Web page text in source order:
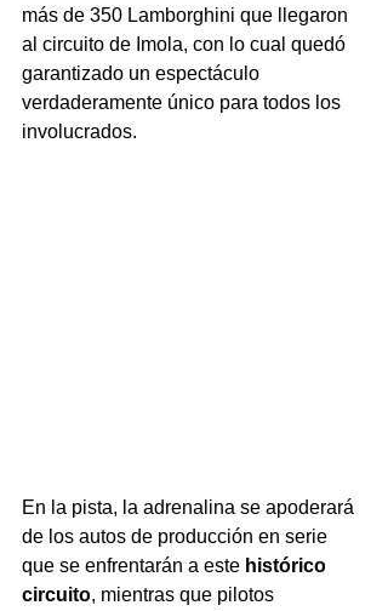
más de 350 Lamborghini que llegaron
al circuito de Imola, con lo cual quedó
garantizado un espectáculo
verdaderamente único para todos los
involucrados.
En la pista, la adrenalina se apoderará
de los autos de producción en serie
que se enfrentarán a este histórico
circuito, mientras que pilotos